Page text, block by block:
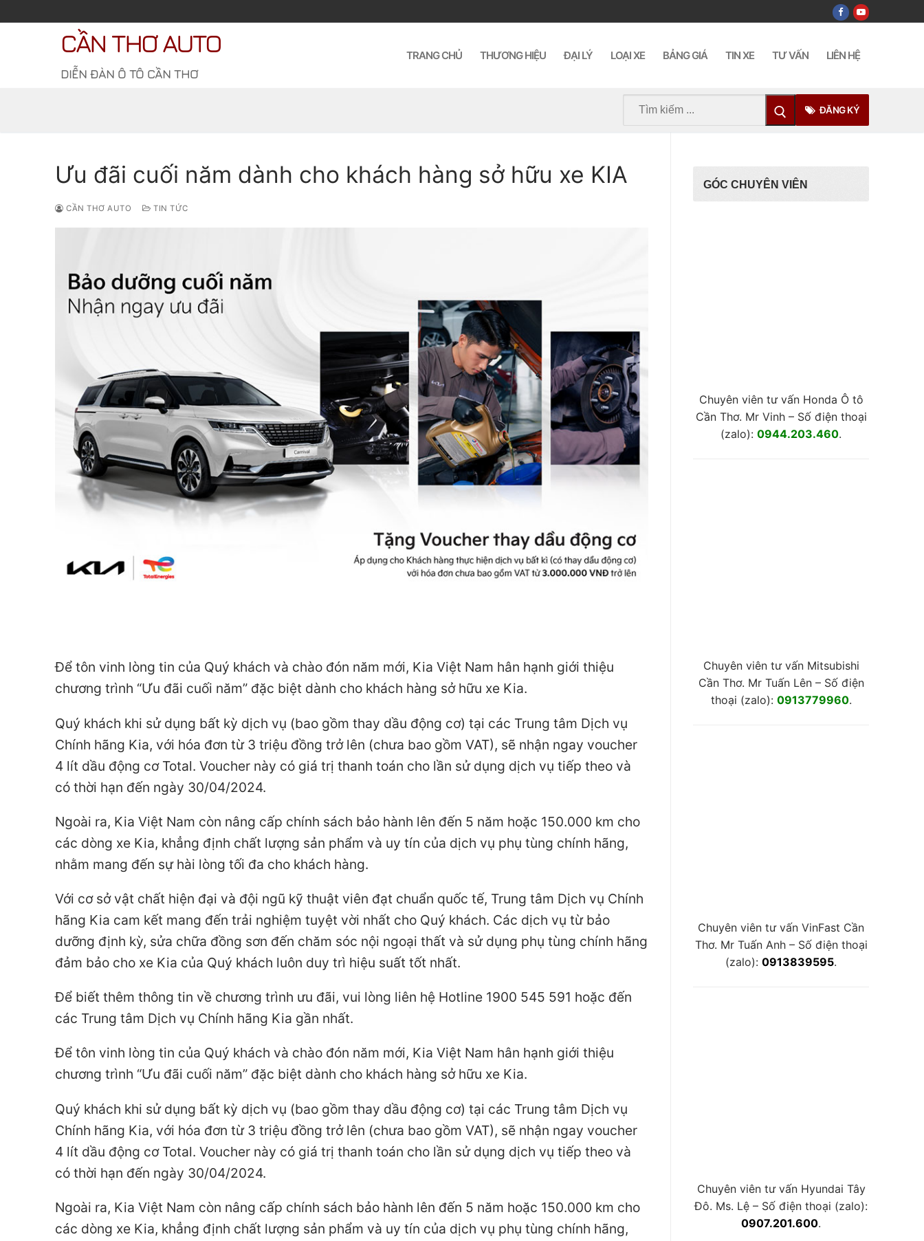
đến
CẦN THƠ AUTO
DIỄN ĐÀN Ô TÔ CẦN THƠ
TRANG CHỦ THƯƠNG HIỆU ĐẠI LÝ LOẠI XE BẢNG GIÁ TIN XE TƯ VẤN LIÊN HỆ
Tìm
ĐĂNG KÝ
Ưu đãi cuối năm dành cho khách hàng sở hữu xe KIA
CẦN THƠ AUTO TIN TỨC
Để tôn vinh lòng tin của Quý khách và chào đón năm mới, Kia Việt Nam hân hạnh giới thiệu
chương trình “Ưu đãi cuối năm” đặc biệt dành cho khách hàng sở hữu xe Kia.
Quý khách khi sử dụng bất kỳ dịch vụ (bao gồm thay dầu động cơ) tại các Trung tâm Dịch vụ
Chính hãng Kia, với hóa đơn từ 3 triệu đồng trở lên (chưa bao gồm VAT), sẽ nhận ngay voucher
4 lít dầu động cơ Total. Voucher này có giá trị thanh toán cho lần sử dụng dịch vụ tiếp theo và
có thời hạn đến ngày 30/04/2024.
Ngoài ra, Kia Việt Nam còn nâng cấp chính sách bảo hành lên đến 5 năm hoặc 150.000 km cho
các dòng xe Kia, khẳng định chất lượng sản phẩm và uy tín của dịch vụ phụ tùng chính hãng,
nhằm mang đến sự hài lòng tối đa cho khách hàng.
Với cơ sở vật chất hiện đại và đội ngũ kỹ thuật viên đạt chuẩn quốc tế, Trung tâm Dịch vụ Chính
hãng Kia cam kết mang đến trải nghiệm tuyệt vời nhất cho Quý khách. Các dịch vụ từ bảo
dưỡng định kỳ, sửa chữa đồng sơn đến chăm sóc nội ngoại thất và sử dụng phụ tùng chính hãng
đảm bảo cho xe Kia của Quý khách luôn duy trì hiệu suất tốt nhất.
Để biết thêm thông tin về chương trình ưu đãi, vui lòng liên hệ Hotline 1900 545 591 hoặc đến
các Trung tâm Dịch vụ Chính hãng Kia gần nhất.
Để tôn vinh lòng tin của Quý khách và chào đón năm mới, Kia Việt Nam hân hạnh giới thiệu
chương trình “Ưu đãi cuối năm” đặc biệt dành cho khách hàng sở hữu xe Kia.
Quý khách khi sử dụng bất kỳ dịch vụ (bao gồm thay dầu động cơ) tại các Trung tâm Dịch vụ
Chính hãng Kia, với hóa đơn từ 3 triệu đồng trở lên (chưa bao gồm VAT), sẽ nhận ngay voucher
4 lít dầu động cơ Total. Voucher này có giá trị thanh toán cho lần sử dụng dịch vụ tiếp theo và
có thời hạn đến ngày 30/04/2024.
Ngoài ra, Kia Việt Nam còn nâng cấp chính sách bảo hành lên đến 5 năm hoặc 150.000 km cho
các dòng xe Kia, khẳng định chất lượng sản phẩm và uy tín của dịch vụ phụ tùng chính hãng,
GÓC CHUYÊN VIÊN
Chuyên viên tư vấn Honda Ô tô
Cần Thơ. Mr Vinh – Số điện thoại
(zalo): 0944.203.460.
Chuyên viên tư vấn Mitsubishi
Cần Thơ. Mr Tuấn Lên – Số điện
thoại (zalo): 0913779960.
Chuyên viên tư vấn VinFast Cần
Thơ. Mr Tuấn Anh – Số điện thoại
(zalo): 0913839595.
Chuyên viên tư vấn Hyundai Tây
Đô. Ms. Lệ – Số điện thoại (zalo):
0907.201.600.